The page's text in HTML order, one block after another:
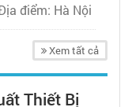
điểm: Hà Nội
Xem tất cả
Thiết Bị